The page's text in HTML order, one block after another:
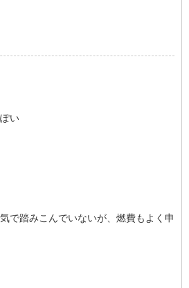
い
で踏みこんでいないが、燃費もよく申